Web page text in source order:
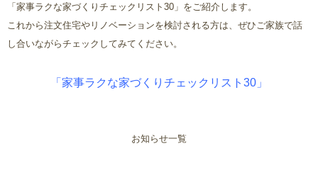
「家事ラクな家づくりチェックリスト30」をご紹介します。
これから注文住宅やリノベーションを検討される方は、ぜひご家族で話
し合いながらチェックしてみてください。
「家事ラクな家づくりチェックリスト30」
お知らせ一覧